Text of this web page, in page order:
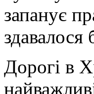
запанує
здавалося
Дорогі в